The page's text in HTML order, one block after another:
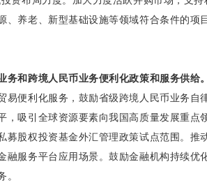
、养老、新型基础设施等领域符合条件的项
务和跨境人民币业务便利化政策和服务供给
易便利化服务，鼓励省级跨境人民币业务自
，吸引全球资源要素向我国高质量发展重点
募股权投资基金外汇管理政策试点范围。推
融服务平台应用场景。鼓励金融机构持续优
。